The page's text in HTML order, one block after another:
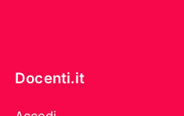
Docenti.it